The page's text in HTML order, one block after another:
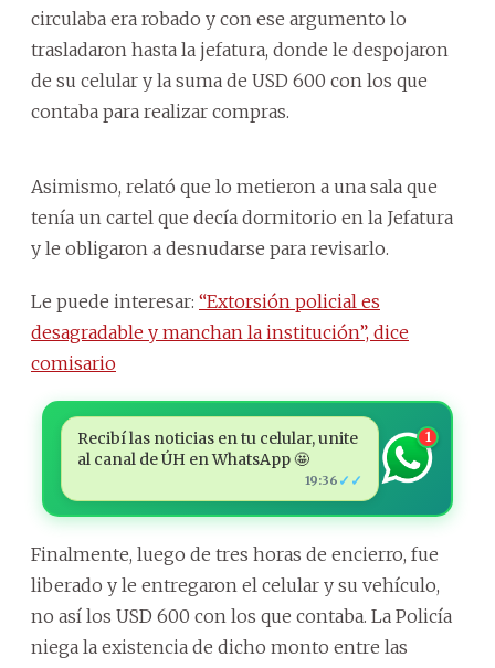
circulaba era robado y con ese argumento lo
trasladaron hasta la jefatura, donde le despojaron
de su celular y la suma de USD 600 con los que
contaba para realizar compras.
Asimismo, relató que lo metieron a una sala que
tenía un cartel que decía dormitorio en la Jefatura
y le obligaron a desnudarse para revisarlo.
Le puede interesar: “Extorsión policial es
desagradable y manchan la institución”, dice
comisario
Recibí las noticias en tu celular, unite
al canal de ÚH en WhatsApp 🤩
19:36 ✓✓
1
Finalmente, luego de tres horas de encierro, fue
liberado y le entregaron el celular y su vehículo,
no así los USD 600 con los que contaba. La Policía
niega la existencia de dicho monto entre las